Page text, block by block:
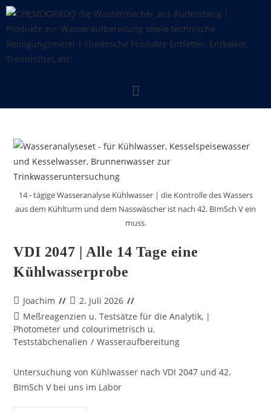
14 - tägige Wasseranalyse Kühlwasser | die Kontrolle des Wassers
aus dem Kühlturm und dem Nasswäscher ist nach 42. BImSch V ein
muss.
VDI 2047 | Alle 14 Tage eine
Kühlwasserprobe
Joachim
2. Juli 2026
Meßreagenzien u. Testsätze für die Analytik, |
Photometer und colourimetrisch u.
Teststäbchenalien / Wasseraufbereitung
Untersuchung von Kühlwasser nach VDI 2047 und 42.
BImSch V bei uns im Labor